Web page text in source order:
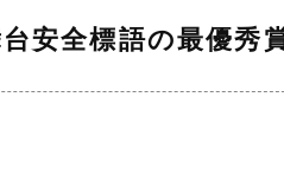
安全標語の最優秀